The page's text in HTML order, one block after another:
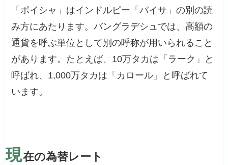
「ポイシャ」はインドルピー「パイサ」の別の読
み方にあたります。バングラデシュでは、高額の
通貨を呼ぶ単位として別の呼称が用いられること
があります。たとえば、10万タカは「ラーク」と
呼ばれ、1,000万タカは「カロール」と呼ばれて
います。
現在の為替レート